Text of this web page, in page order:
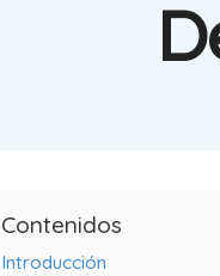
Contenidos
Introducción